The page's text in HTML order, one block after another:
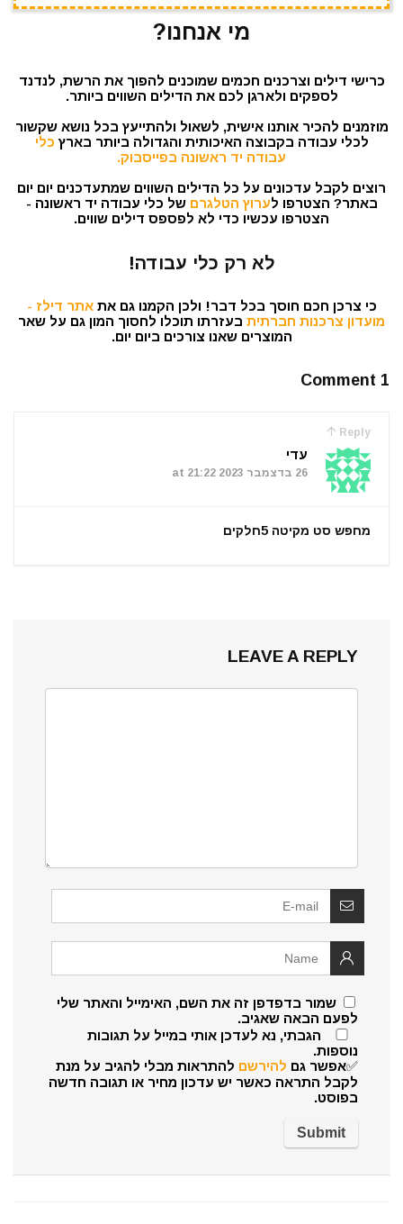
מי אנחנו?
כרישי דילים וצרכנים חכמים שמוכנים להפוך את הרשת, לנדנד
לספקים ולארגן לכם את הדילים השווים ביותר.
מוזמנים להכיר אותנו אישית, לשאול ולהתייעץ בכל נושא שקשור
לכלי עבודה בקבוצה האיכותית והגדולה ביותר בארץ כלי
עבודה יד ראשונה בפייסבוק.
רוצים לקבל עדכונים על כל הדילים השווים שמתעדכנים יום יום
באתר? הצטרפו לערוץ הטלגרם של כלי עבודה יד ראשונה -
הצטרפו עכשיו כדי לא לפספס דילים שווים.
לא רק כלי עבודה!
כי צרכן חכם חוסך בכל דבר! ולכן הקמנו גם אתאתר דילז -
מועדון צרכנות חברתית בעזרתו תוכלו לחסוך המון גם על שאר
המוצרים שאנו צורכים ביום יום.
1 Comment
Reply
עדי
26 בדצמבר 2023 at 21:22
מחפש סט מקיטה 5חלקים
LEAVE A REPLY
שמור בדפדפן זה את השם, האימייל והאתר שלי
לפעם הבאה שאגיב.
הגבתי, נא לעדכן אותי במייל על תגובות
נוספות.
✅אפשר גם להירשם להתראות מבלי להגיב על מנת
לקבל התראה כאשר יש עדכון מחיר או תגובה חדשה
בפוסט.